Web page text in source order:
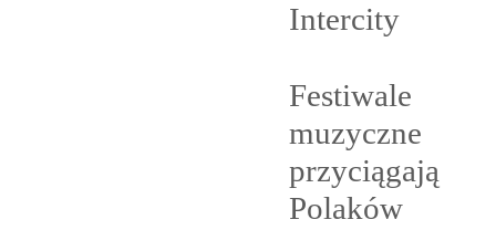
Intercity
Festiwale
muzyczne
przyciągają
Polaków